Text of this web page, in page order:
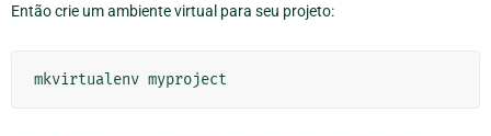
Então crie um ambiente virtual para seu projeto:
mkvirtualenv myproject